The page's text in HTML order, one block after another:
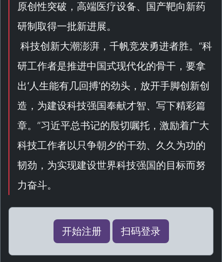
原创性突破，高端医疗设备、国产靶向新药
研制取得一批新进展。
科技创新大潮澎湃，千帆竞发勇进者胜。“科
研工作者是推进中国式现代化的骨干，要拿
出‘人生能有几回搏’的劲头，放开手脚创新创
造，为建设科技强国奉献才智、写下精彩篇
章。 ”习近平总书记的殷切嘱托，激励着广大
科技工作者以只争朝夕的干劲、久久为功的
韧劲，为实现建设世界科技强国的目标而努
力奋斗。
开始注册 扫码登录